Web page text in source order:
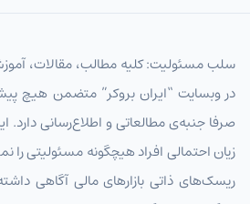
سلب مسئولیت: کلیه مطالب، مقالات،
در وبسایت “ایران بروکر” متضمن هیچ
صرفا جنبه‌ی مطالعاتی و اطلاع‌رسانی
زیان احتمالی افراد هیچگونه مسئولیتی را
ریسک‌های ذاتی بازارهای مالی آگاهی